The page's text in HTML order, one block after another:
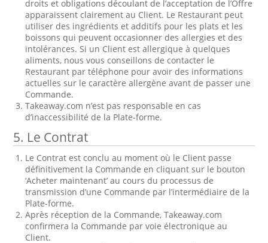
droits et obligations découlant de l’acceptation de l’Offre
apparaissent clairement au Client. Le Restaurant peut
utiliser des ingrédients et additifs pour les plats et les
boissons qui peuvent occasionner des allergies et des
intolérances. Si un Client est allergique à quelques
aliments, nous vous conseillons de contacter le
Restaurant par téléphone pour avoir des informations
actuelles sur le caractère allergène avant de passer une
Commande.
Takeaway.com n’est pas responsable en cas
d’inaccessibilité de la Plate-forme.
5. Le Contrat
Le Contrat est conclu au moment où le Client passe
définitivement la Commande en cliquant sur le bouton
‘Acheter maintenant’ au cours du processus de
transmission d’une Commande par l’intermédiaire de la
Plate-forme.
Après réception de la Commande, Takeaway.com
confirmera la Commande par voie électronique au
Client.